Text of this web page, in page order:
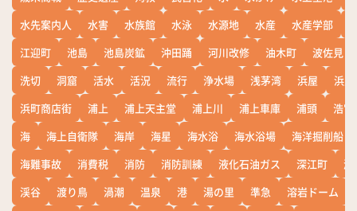
水先案内人
水害 水族館 水泳 水源地 水産 水産学部
江迎町
池島 池島炭鉱 沖田踊 河川改修 油木町
波佐見
洗切
洞窟 活水 活況 流行 浄水場 浅茅湾 浜屋
浜
浜町商店街
浦上 浦上天主堂 浦上川 浦上車庫 浦頭
浩宮
海
海上自衛隊 海岸 海星 海水浴 海水浴場
海洋掘削船
海難事故
消費税 消防 消防訓練 液化石油ガス 深江町
淵
渓谷
渡り鳥 渦潮 温泉 港 湯の里 準急 溶岩ドーム